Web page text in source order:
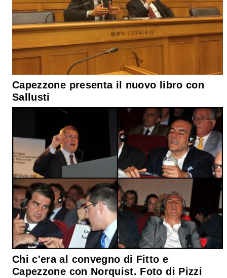
Capezzone presenta il nuovo libro con
Sallusti
Chi c'era al convegno di Fitto e
Capezzone con Norquist. Foto di Pizzi